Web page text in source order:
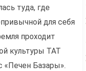
туда, где
для себя
проходит
культуры TAT
«Печен Базары».